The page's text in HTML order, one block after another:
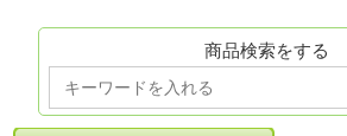
商品検索をする
Search
for: